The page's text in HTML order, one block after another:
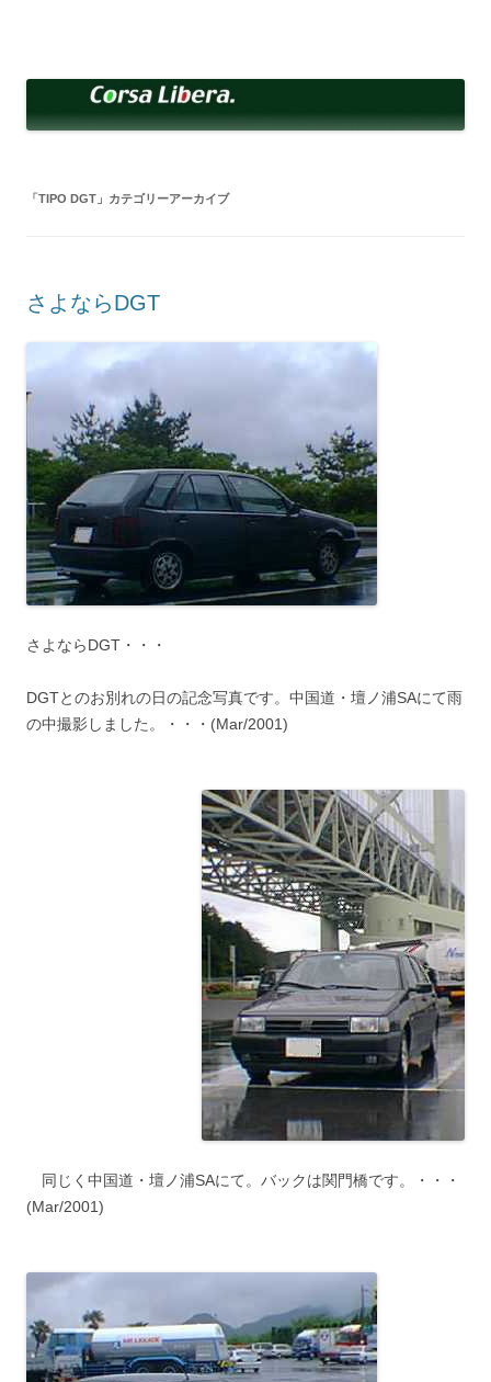
へ
ッ
「TIPO DGT 」カテゴリーアーカイブ
さよならDGT
さよならDGT・・・
DGTとのお別れの日の記念写真です。中国道・壇ノ浦SAにて雨
の中撮影しました。・・・(Mar/2001)
同じく中国道・壇ノ浦SAにて。バックは関門橋です。・・・
(Mar/2001)